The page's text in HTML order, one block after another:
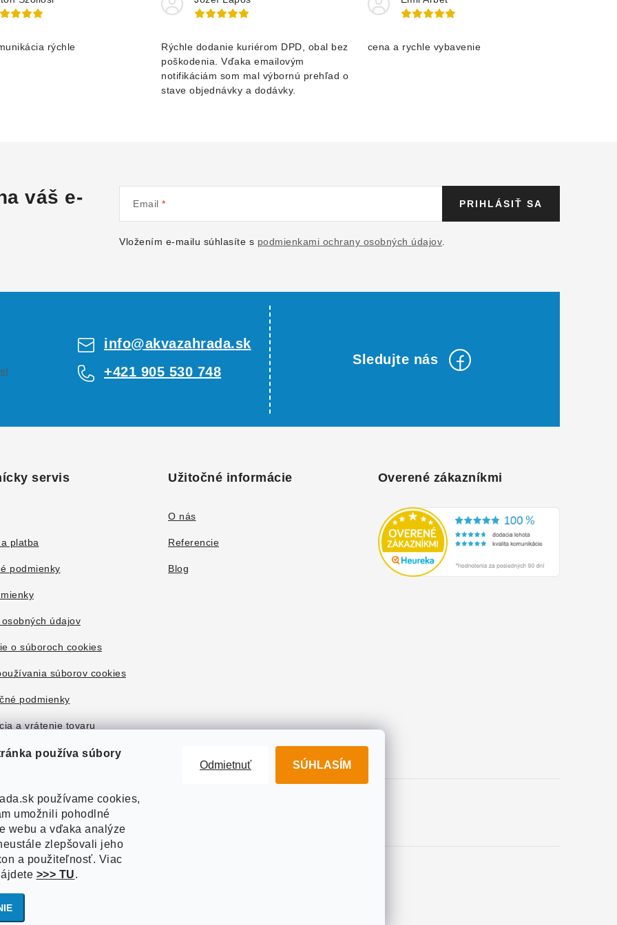
používa súbory
používame cookies,
umožnili pohodlné
webu a vďaka analýze
zlepšovali jeho
a použiteľnosť. Viac
>>> TU.
Odmietnuť SÚHLASÍM
rýchle
Rýchle dodanie kuriérom DPD, obal bez
poškodenia. Vďaka emailovým
notifikáciám som mal výbornú prehľad o
stave objednávky a dodávky.
cena a rychle vybavenie
váš e-
Email
Vložením e-mailu súhlasíte s podmienkami ochrany osobných údajov
PRIHLÁSIŤ SA
info@akvazahrada.sk
+421 905 530 748
servis
platba
podmienky
údajov
o súboroch cookies
súborov cookies
podmienky
a vrátenie tovaru
Užitočné informácie
O nás
Referencie
Blog
Overené zákazníkmi
2026Akvazahrada.sk